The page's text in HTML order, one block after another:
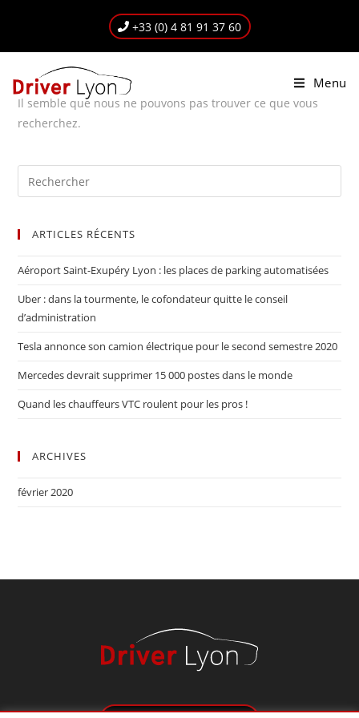
+33 (0) 4 81 91 37 60
Menu
Il semble que nous ne pouvons pas trouver ce que vous
recherchez.
ARTICLES RÉCENTS
Aéroport Saint-Exupéry Lyon : les places de parking automatisées
Uber : dans la tourmente, le cofondateur quitte le conseil
d’administration
Tesla annonce son camion électrique pour le second semestre 2020
Mercedes devrait supprimer 15 000 postes dans le monde
Quand les chauffeurs VTC roulent pour les pros !
ARCHIVES
février 2020